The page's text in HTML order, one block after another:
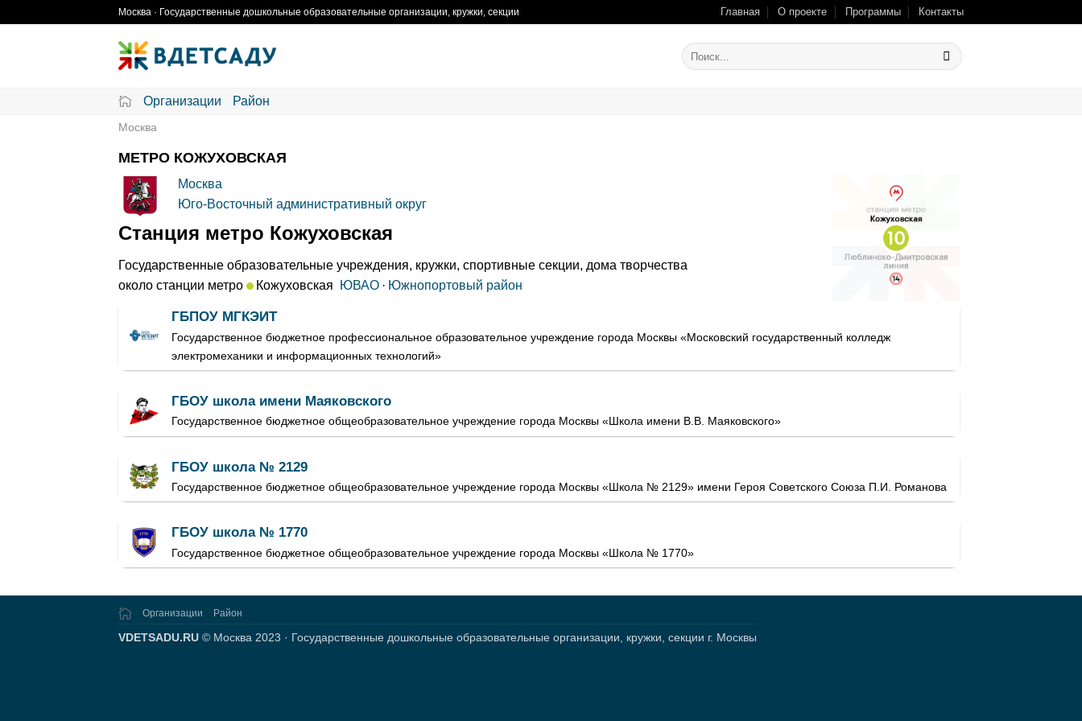
Москва · Государственные дошкольные образовательные организации, кружки, секции Главная О проекте Программы Контакты
Организации Район
Москва
МЕТРО КОЖУХОВСКАЯ
Москва
Юго-Восточный административный округ
Станция метро Кожуховская
Государственные образовательные учреждения, кружки, спортивные секции, дома творчества
около станции метро
Кожуховская ЮВАО· Южнопортовый район
ГБПОУ МГКЭИТ
Государственное бюджетное профессиональное образовательное учреждение города Москвы «Московский государственный колледж
электромеханики и информационных технологий»
ГБОУ школа имени Маяковского
Государственное бюджетное общеобразовательное учреждение города Москвы «Школа имени В.В. Маяковского»
ГБОУ школа № 2129
Государственное бюджетное общеобразовательное учреждение города Москвы «Школа № 2129» имени Героя Советского Союза П.И. Романова
ГБОУ школа № 1770
Государственное бюджетное общеобразовательное учреждение города Москвы «Школа № 1770»
Организации Район
VDETSADU.RU © Москва 2023 · Государственные дошкольные образовательные организации, кружки, секции г. Москвы